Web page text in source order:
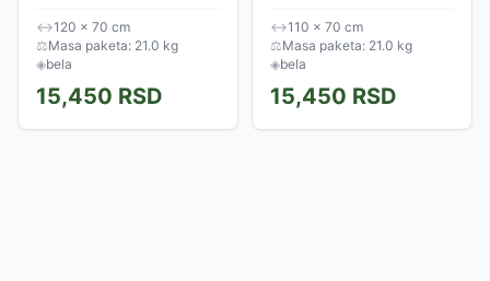
ugradnju. Vešto kombinuju
različite materijale, od kojih
svaki donosi...
↔120 × 70 cm
⚖Masa paketa: 21.0 kg
◈bela
15,450 RSD
ugradnju. Vešto kombinuju
različite materijale, od kojih
svaki donosi...
↔110 × 70 cm
⚖Masa paketa: 21.0 kg
◈bela
15,450 RSD